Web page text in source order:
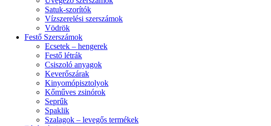
Satuk-szorítók
Vízszerelési szerszámok
Vödrök
Festő Szerszámok
Ecsetek – hengerek
Festő létrák
Csiszoló anyagok
Keverőszárak
Kinyomópisztolyok
Kőműves zsinórok
Seprűk
Spaklik
Szalagok – levegős termékek